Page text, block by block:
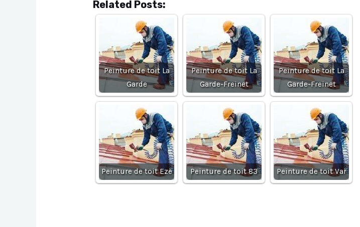
Related Posts:
Peinture de toit La
Garde
Peinture de toit La
Garde-Freinet
Peinture de toit La
Garde-Freinet
Peinture de toit Eze Peinture de toit 83 Peinture de toit Var